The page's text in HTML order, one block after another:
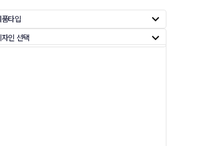
품타입
자인 선택